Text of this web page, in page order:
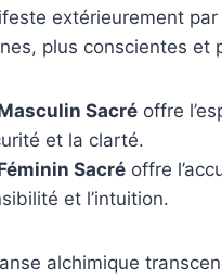
extérieurement
plus conscientes et
Sacré offre
et la clarté.
Sacré offre
et l’intuition.
alchimique